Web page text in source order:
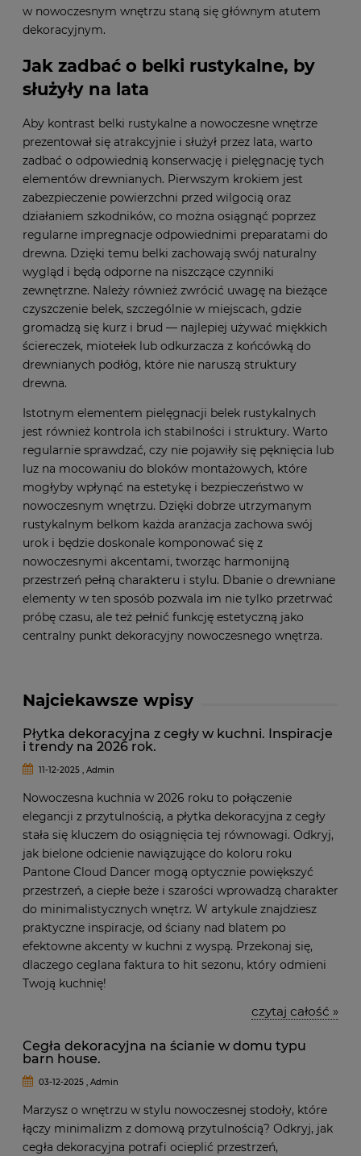
w nowoczesnym wnętrzu staną się głównym atutem
dekoracyjnym.
Jak zadbać o belki rustykalne, by
służyły na lata
Aby kontrast belki rustykalne a nowoczesne wnętrze
prezentował się atrakcyjnie i służył przez lata, warto
zadbać o odpowiednią konserwację i pielęgnację tych
elementów drewnianych. Pierwszym krokiem jest
zabezpieczenie powierzchni przed wilgocią oraz
działaniem szkodników, co można osiągnąć poprzez
regularne impregnacje odpowiednimi preparatami do
drewna. Dzięki temu belki zachowają swój naturalny
wygląd i będą odporne na niszczące czynniki
zewnętrzne. Należy również zwrócić uwagę na bieżące
czyszczenie belek, szczególnie w miejscach, gdzie
gromadzą się kurz i brud — najlepiej używać miękkich
ściereczek, miotełek lub odkurzacza z końcówką do
drewnianych podłóg, które nie naruszą struktury
drewna.
Istotnym elementem pielęgnacji belek rustykalnych
jest również kontrola ich stabilności i struktury. Warto
regularnie sprawdzać, czy nie pojawiły się pęknięcia lub
luz na mocowaniu do bloków montażowych, które
mogłyby wpłynąć na estetykę i bezpieczeństwo w
nowoczesnym wnętrzu. Dzięki dobrze utrzymanym
rustykalnym belkom każda aranżacja zachowa swój
urok i będzie doskonale komponować się z
nowoczesnymi akcentami, tworząc harmonijną
przestrzeń pełną charakteru i stylu. Dbanie o drewniane
elementy w ten sposób pozwala im nie tylko przetrwać
próbę czasu, ale też pełnić funkcję estetyczną jako
centralny punkt dekoracyjny nowoczesnego wnętrza.
Najciekawsze wpisy
Płytka dekoracyjna z cegły w kuchni. Inspiracje
i trendy na 2026 rok.
11-12-2025 , Admin
Nowoczesna kuchnia w 2026 roku to połączenie
elegancji z przytulnością, a płytka dekoracyjna z cegły
stała się kluczem do osiągnięcia tej równowagi. Odkryj,
jak bielone odcienie nawiązujące do koloru roku
Pantone Cloud Dancer mogą optycznie powiększyć
przestrzeń, a ciepłe beże i szarości wprowadzą charakter
do minimalistycznych wnętrz. W artykule znajdziesz
praktyczne inspiracje, od ściany nad blatem po
efektowne akcenty w kuchni z wyspą. Przekonaj się,
dlaczego ceglana faktura to hit sezonu, który odmieni
Twoją kuchnię!
czytaj całość »
Cegła dekoracyjna na ścianie w domu typu
barn house.
03-12-2025 , Admin
Marzysz o wnętrzu w stylu nowoczesnej stodoły, które
łączy minimalizm z domową przytulnością? Odkryj, jak
cegła dekoracyjna potrafi ocieplić przestrzeń,